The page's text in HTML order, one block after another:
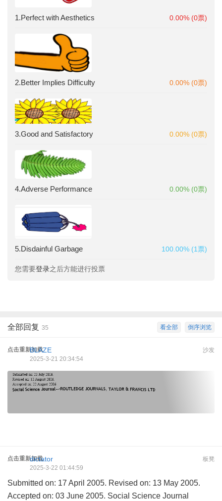
1.Perfect with Aesthetics 0.00% (0票)
2.Better Implies Difficulty 0.00% (0票)
3.Good and Satisfactory 0.00% (0票)
4.Adverse Performance 0.00% (0票)
5.Disdainful Garbage 100.00% (1票)
您需要登录之后方能进行投票
倒序浏览
看全部
全部回复 35
点击重新加载 沙发
BLAZE
2025-3-21 20:34:54
点击重新加载 板凳
dictator
2025-3-22 01:44:59
Submitted on: 17 April 2005. Revised on: 13 May 2005.
Accepted on: 03 June 2005. Social Science Journal